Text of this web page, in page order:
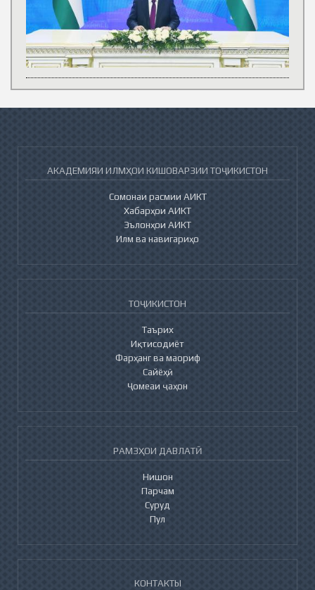
АКАДЕМИЯИ ИЛМҲОИ КИШОВАРЗИИ ТОҶИКИСТОН
Сомонаи расмии АИКТ
Хабарҳои АИКТ
Эълонҳои АИКТ
Илм ва навигариҳо
ТОҶИКИСТОН
Таърих
Иқтисодиёт
Фарҳанг ва маориф
Сайёҳӣ
Ҷомеаи ҷаҳон
РАМЗҲОИ ДАВЛАТӢ
Нишон
Парчам
Суруд
Пул
КОНТАКТЫ